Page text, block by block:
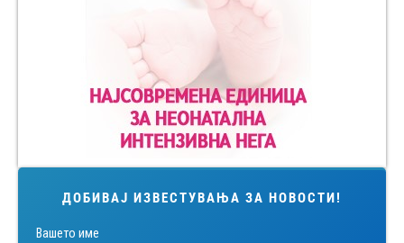
ДОБИВАЈ ИЗВЕСТУВАЊА ЗА НОВОСТИ!
Вашето име